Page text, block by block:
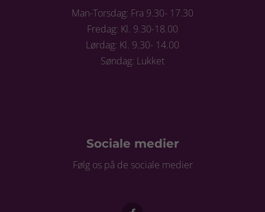
Man-Torsdag: Fra 9.30- 17.30
Fredag: Kl. 9.30-18.00
Lørdag: Kl. 9.30- 14.00
Søndag: Lukket
Sociale medier
Følg os på de sociale medier